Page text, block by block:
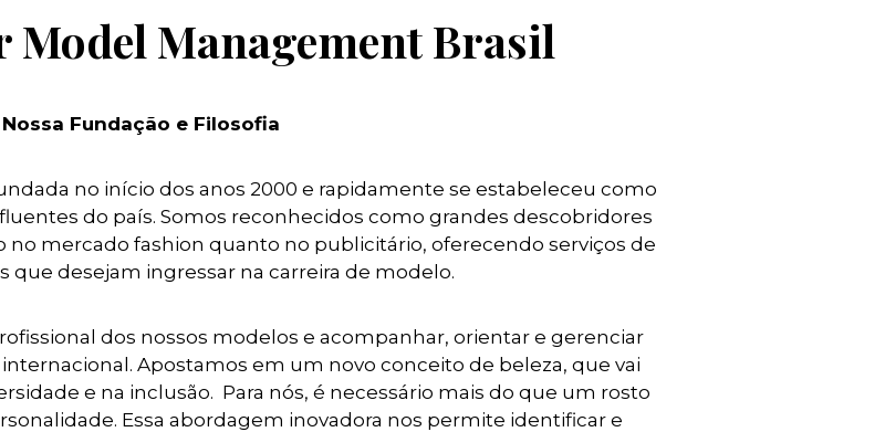
Model Management Brasil
Nossa Fundação e Filosofia
no início dos anos 2000 e rapidamente se estabeleceu como
do país. Somos reconhecidos como grandes descobridores
mercado fashion quanto no publicitário, oferecendo serviços de
que desejam ingressar na carreira de modelo.
dos nossos modelos e acompanhar, orientar e gerenciar
Apostamos em um novo conceito de beleza, que vai
e na inclusão. Para nós, é necessário mais do que um rosto
Essa abordagem inovadora nos permite identificar e